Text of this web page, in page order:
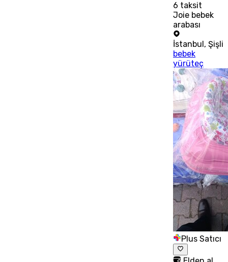
6 taksit
Joie bebek
arabası
İstanbul ,Şişli
bebek
yürüteç
Plus Satıcı